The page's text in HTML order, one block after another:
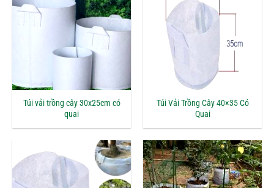
Túi vải trồng cây 30x25cm có
quai
Túi Vải Trồng Cây 40×35 Có
Quai